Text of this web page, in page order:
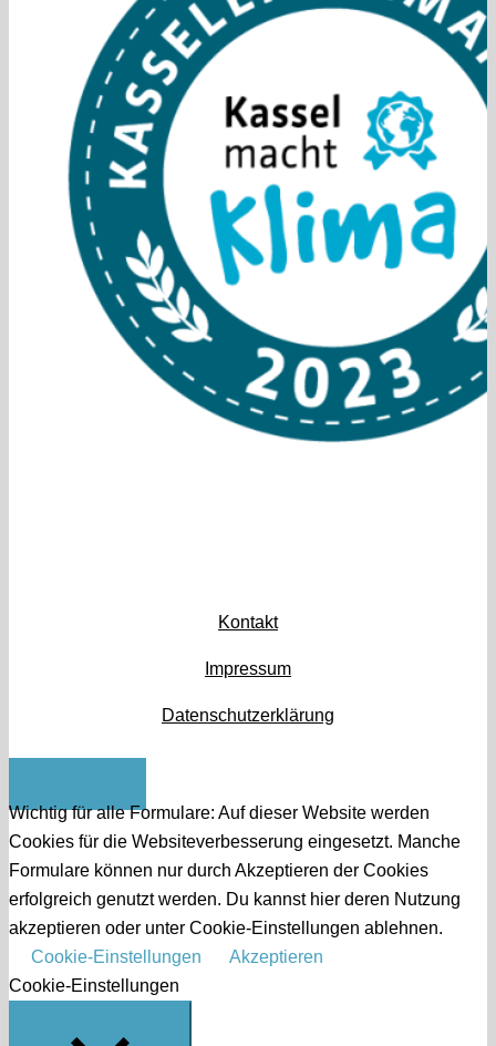
Kontakt
Impressum
Datenschutzerklärung
Wichtig für alle Formulare: Auf dieser Website werden
Cookies für die Websiteverbesserung eingesetzt. Manche
Formulare können nur durch Akzeptieren der Cookies
erfolgreich genutzt werden. Du kannst hier deren Nutzung
akzeptieren oder unter Cookie-Einstellungen ablehnen.
Cookie-Einstellungen
Akzeptieren
Cookie-Einstellungen